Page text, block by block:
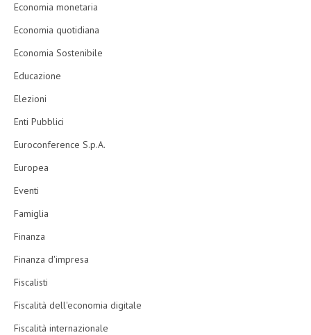
Economia monetaria
Economia quotidiana
Economia Sostenibile
Educazione
Elezioni
Enti Pubblici
Euroconference S.p.A.
Europea
Eventi
Famiglia
Finanza
Finanza d'impresa
Fiscalisti
Fiscalità dell'economia digitale
Fiscalità internazionale